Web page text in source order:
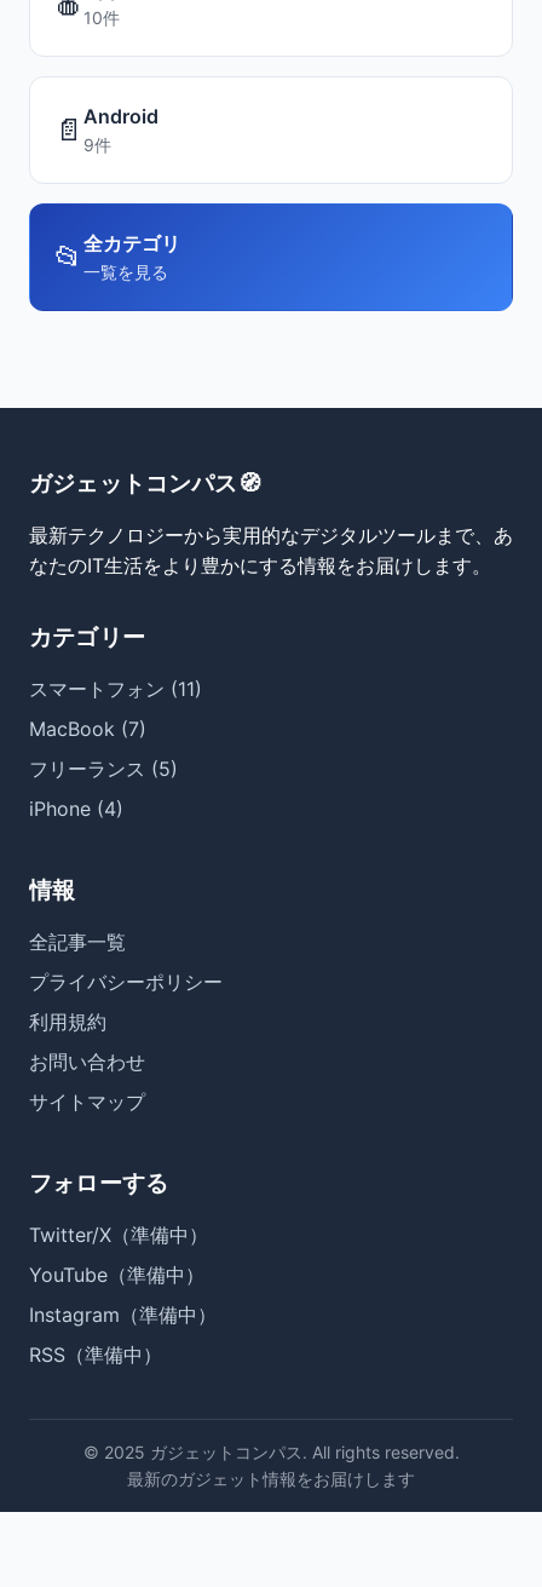
10件
📄 Android
9件
📂 全カテゴリ
一覧を見る
ガジェットコンパス🧭
最新テクノロジーから実用的なデジタルツールまで、あ
なたのIT生活をより豊かにする情報をお届けします。
カテゴリー
スマートフォン (11)
MacBook (7)
フリーランス (5)
iPhone (4)
情報
全記事一覧
プライバシーポリシー
利用規約
お問い合わせ
サイトマップ
フォローする
Twitter/X（準備中）
YouTube（準備中）
Instagram（準備中）
RSS（準備中）
© 2025 ガジェットコンパス. All rights reserved.
最新のガジェット情報をお届けします